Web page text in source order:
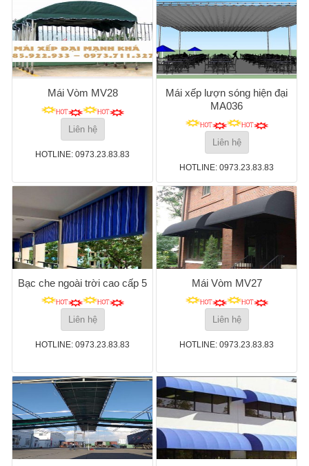
Mái Vòm MV28
Liên hệ
HOTLINE: 0973.23.83.83
Mái xếp lượn sóng hiện đại
MA036
Liên hệ
HOTLINE: 0973.23.83.83
Bạc che ngoài trời cao cấp 5
Liên hệ
HOTLINE: 0973.23.83.83
Mái Vòm MV27
Liên hệ
HOTLINE: 0973.23.83.83